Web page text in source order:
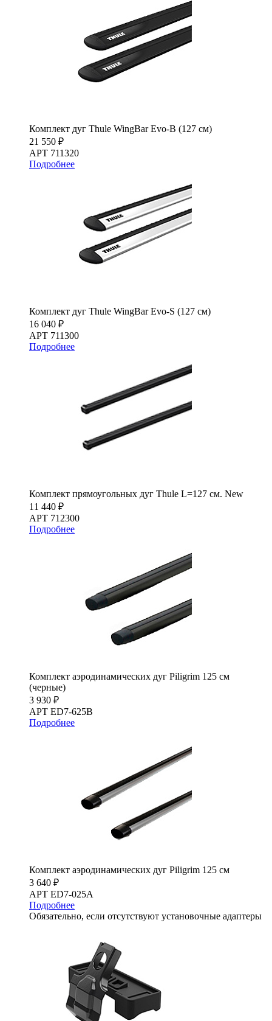
Комплект дуг Thule WingBar Evo-B (127 см)
21 550 ₽
АРТ 711320
Подробнее
Комплект дуг Thule WingBar Evo-S (127 см)
16 040 ₽
АРТ 711300
Подробнее
Комплект прямоугольных дуг Thule L=127 см. New
11 440 ₽
АРТ 712300
Подробнее
Комплект аэродинамических дуг Piligrim 125 см
(черные)
3 930 ₽
АРТ ED7-625B
Подробнее
Комплект аэродинамических дуг Piligrim 125 см
3 640 ₽
АРТ ED7-025A
Подробнее
Обязательно, если отсутствуют установочные адаптеры